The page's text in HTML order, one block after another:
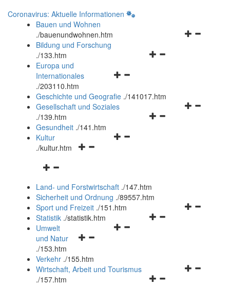
Coronavirus: Aktuelle Informationen
Bauen und Wohnen
./bauenundwohnen.htm
Navigationsmenü
Bildung und Forschung
./133.htm
Navigationsmenü
und
schließen
Europa und
Internationales
./203110.htm
Geschichte und Geografie ./141017.htm
Navigationsmenü
Gesellschaft und Soziales
./139.htm
Navigationsmenü
Gesundheit ./141.htm
Navigationsmenü
Kultur
./kultur.htm
Navigationsmenü
und
schließen
Land- und Forstwirtschaft ./147.htm
Sicherheit und Ordnung ./89557.htm
Navigationsmenü
Sport und Freizeit ./151.htm
Navigationsmenü
Statistik ./statistik.htm
Navigationsmenü
und
schließen
Umwelt
und Natur
./153.htm
Verkehr ./155.htm
Navigationsmenü
Wirtschaft, Arbeit und Tourismus
./157.htm